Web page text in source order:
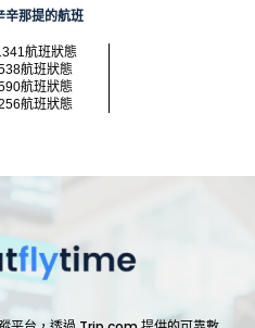
辛那提的航班
航班狀態
航班狀態
航班狀態
航班狀態